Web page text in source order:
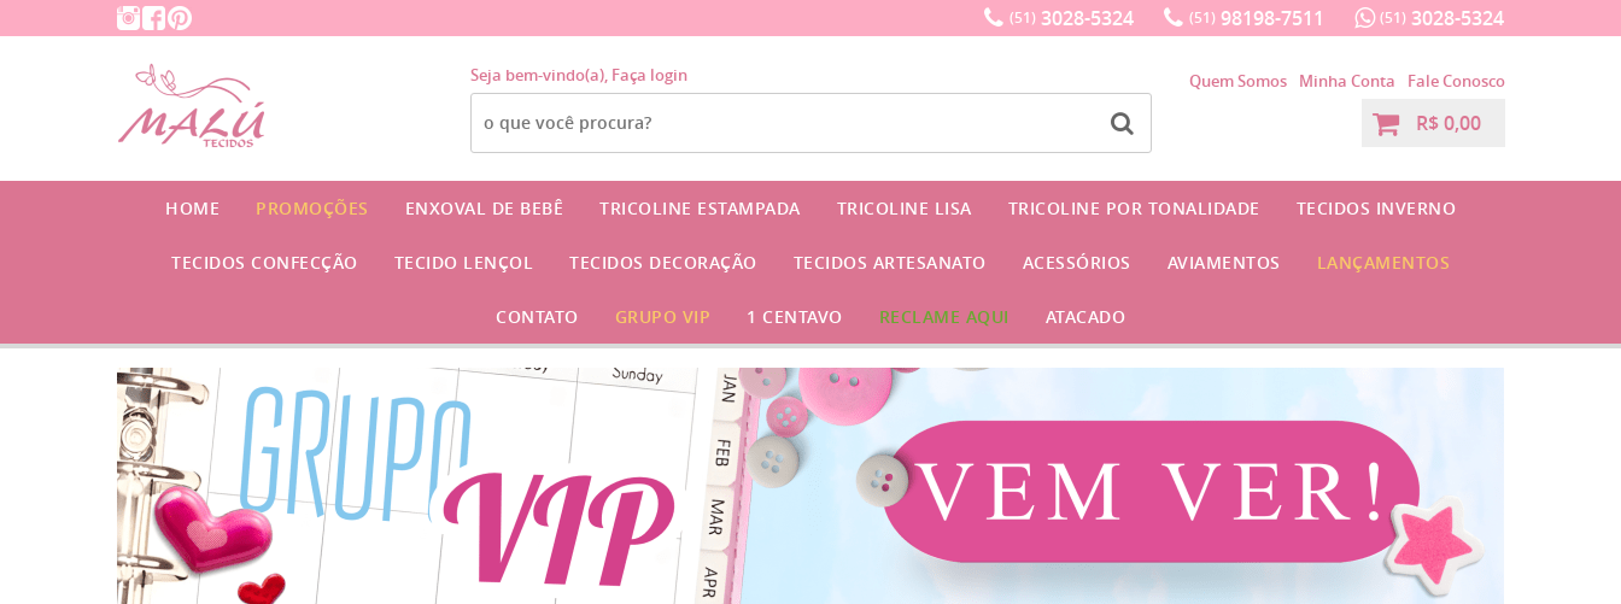
(51) 3028-5324 (51) 98198-7511 (51) 3028-5324
Seja bem-vindo(a), Faça login Quem Somos Minha Conta Fale Conosco
R$ 0,00
HOME PROMOÇÕES ENXOVAL DE BEBÊ TRICOLINE ESTAMPADA TRICOLINE LISA TRICOLINE POR TONALIDADE TECIDOS INVERNO
TECIDOS CONFECÇÃO TECIDO LENÇOL TECIDOS DECORAÇÃO TECIDOS ARTESANATO ACESSÓRIOS AVIAMENTOS LANÇAMENTOS
CONTATO GRUPO VIP 1 CENTAVO RECLAME AQUI ATACADO